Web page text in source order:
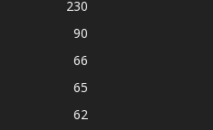
230
90
66
65
62